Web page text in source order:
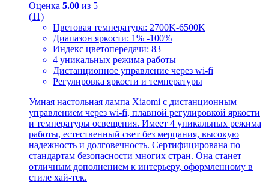
Оценка 5.00 из 5
(11)
Цветовая температура: 2700K-6500K
Диапазон яркости: 1% -100%
Индекс цветопередачи: 83
4 уникальных режима работы
Дистанционное управление через wi-fi
Регулировка яркости и температуры
Умная настольная лампа Xiaomi с дистанционным
управлением через wi-fi, плавной регулировкой яркости
и температуры освещения. Имеет 4 уникальных режима
работы, естественный свет без мерцания, высокую
надежность и долговечность. Сертифицирована по
стандартам безопасности многих стран. Она станет
отличным дополнением к интерьеру, оформленному в
стиле хай-тек.